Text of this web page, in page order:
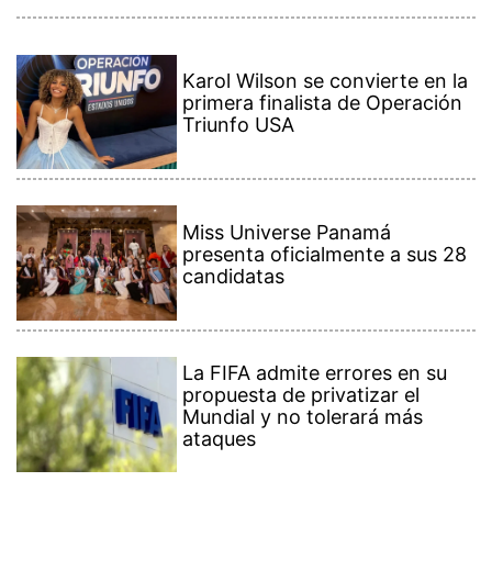
Karol Wilson se convierte en la
primera finalista de Operación
Triunfo USA
Miss Universe Panamá
presenta oficialmente a sus 28
candidatas
La FIFA admite errores en su
propuesta de privatizar el
Mundial y no tolerará más
ataques